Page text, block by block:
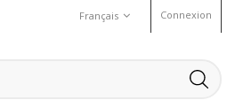
Connexion
Français